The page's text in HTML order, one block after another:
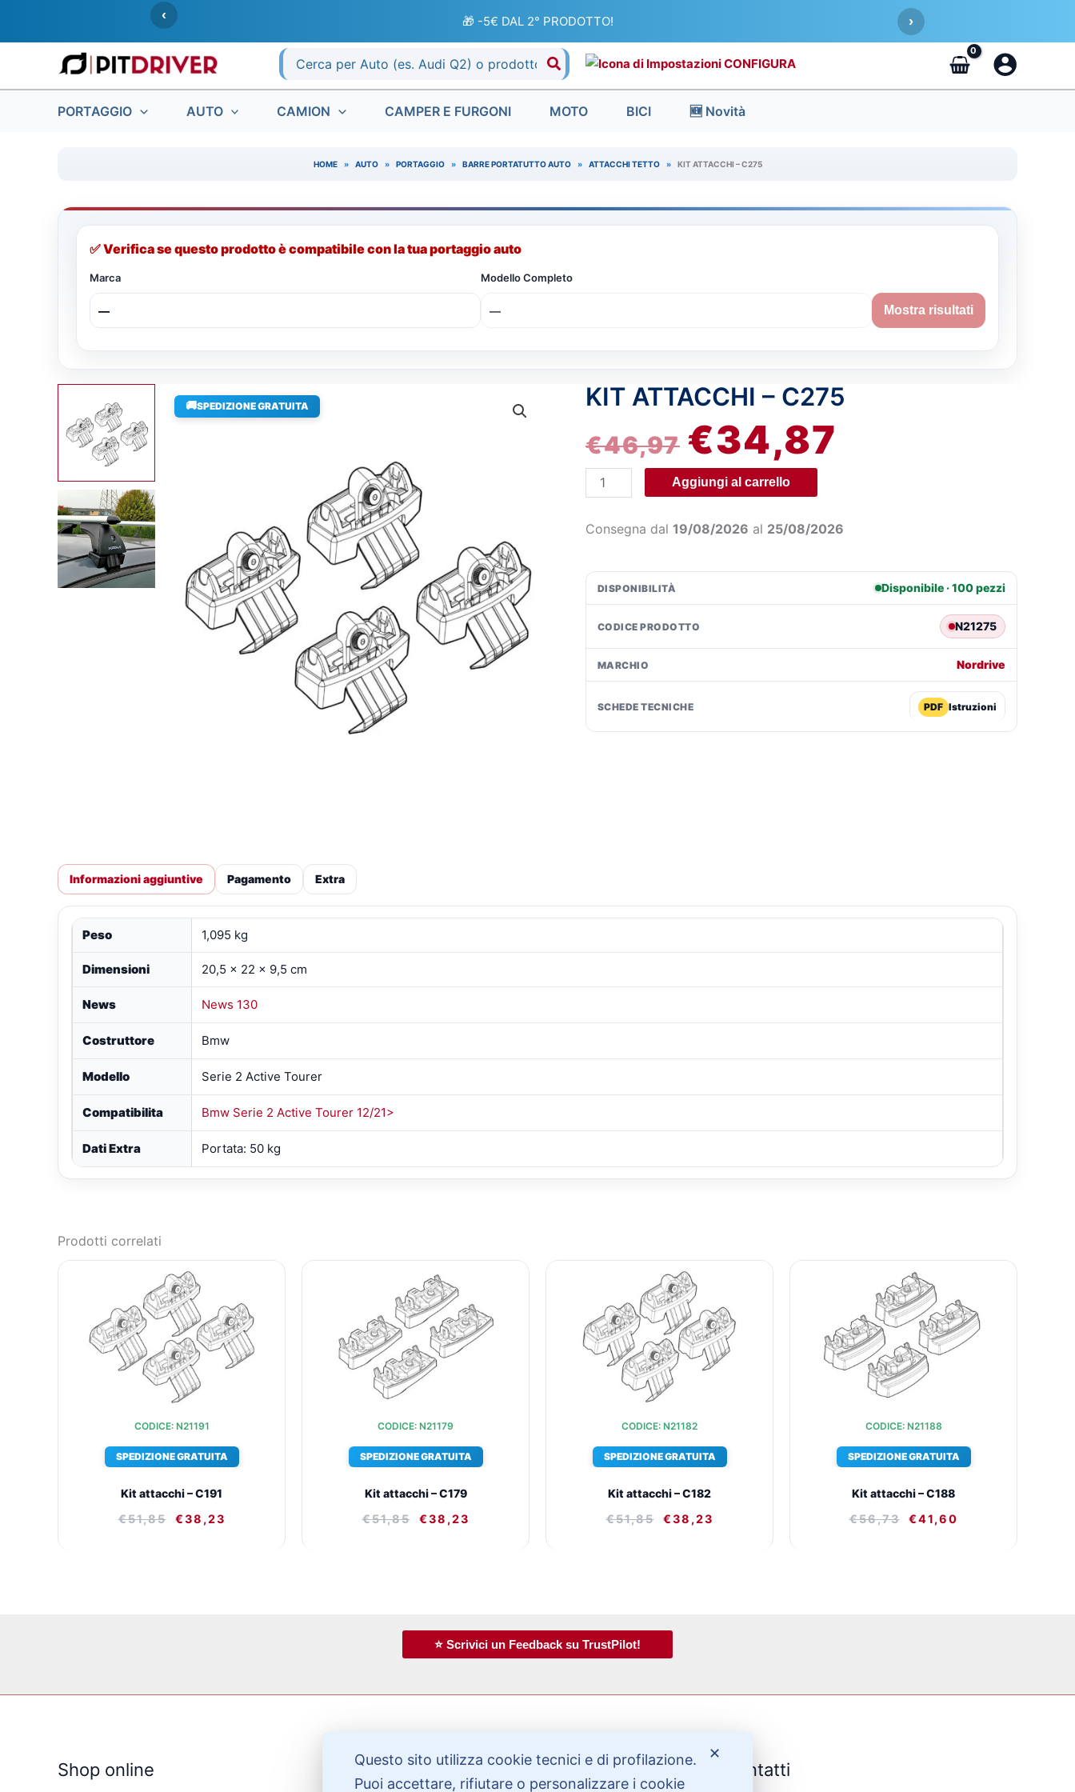
‹ 🎁 -5€ DAL 2° PRODOTTO! ›
Ricerca
per:
CONFIGURA
PORTAGGIO AUTO CAMION CAMPER E FURGONI MOTO BICI 🆕 Novità
HOME » AUTO » PORTAGGIO » BARRE PORTATUTTO AUTO » ATTACCHI TETTO » KIT ATTACCHI – C275
✅ Verifica se questo prodotto è compatibile con la tua portaggio auto
Marca Modello Completo
Mostra risultati
🚚SPEDIZIONE GRATUITA KIT ATTACCHI – C275
€46,97
IL
PREZZO
ORIGINALE
€34,87
IL
Kit
-
C275
quantità
Aggiungi al carrello
Consegna dal 19/08/2026 al 25/08/2026
DISPONIBILITÀ Disponibile · 100 pezzi
CODICE PRODOTTO N21275
MARCHIO Nordrive
SCHEDE TECNICHE PDF Istruzioni
Informazioni aggiuntive Pagamento Extra
Peso 1,095 kg
Dimensioni 20,5 × 22 × 9,5 cm
News News 130
Costruttore Bmw
Modello Serie 2 Active Tourer
Compatibilita Bmw Serie 2 Active Tourer 12/21>
Dati Extra Portata: 50 kg
Prodotti correlati
CODICE: N21191
SPEDIZIONE GRATUITA
Kit attacchi – C191
€51,85
PREZZO
ORIGINALE
ERA:
€51,85.
€38,23
È:
€38,23.
CODICE: N21179
SPEDIZIONE GRATUITA
Kit attacchi – C179
€51,85
PREZZO
ORIGINALE
ERA:
€51,85.
€38,23
È:
€38,23.
CODICE: N21182
SPEDIZIONE GRATUITA
Kit attacchi – C182
€51,85
PREZZO
ORIGINALE
ERA:
€51,85.
€38,23
È:
€38,23.
CODICE: N21188
SPEDIZIONE GRATUITA
Kit attacchi – C188
€56,73
PREZZO
ORIGINALE
ERA:
€56,73.
€41,60
È:
€41,60.
⭐ Scrivici un Feedback su TrustPilot!
Shop online Bisogno di aiuto? Contatti
✕
Questo sito utilizza cookie tecnici e di profilazione.
Puoi accettare, rifiutare o personalizzare i cookie